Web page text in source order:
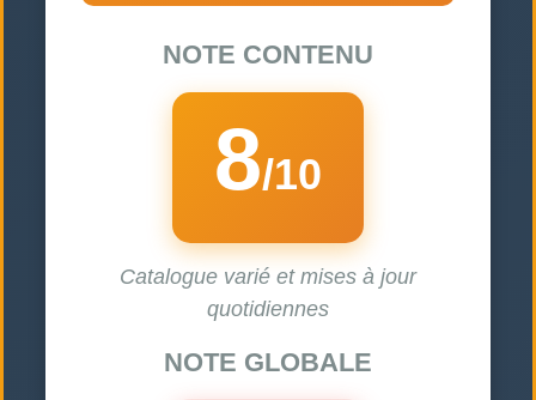
NOTE CONTENU
8/10
Catalogue varié et mises à jour
quotidiennes
NOTE GLOBALE